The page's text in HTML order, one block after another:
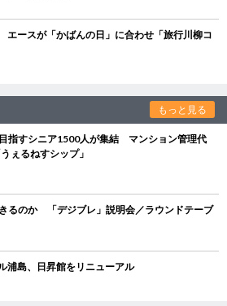
ースが「かばんの日」に合わせ「旅行川柳コ
もっと見る
目指すシニア1500人が集結 マンション管理代
ぇるねすシップ」
るのか 「デジブレ」説明会／ラウンドテーブ
島、日昇館をリニューアル